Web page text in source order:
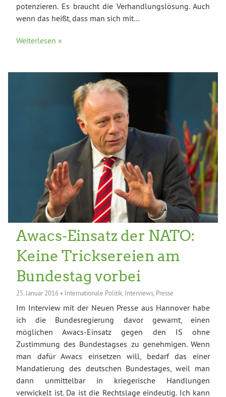
potenzieren. Es braucht die Verhandlungslösung. Auch
wenn das heißt, dass man sich mit…
Weiterlesen »
Awacs-Einsatz der NATO:
Keine Tricksereien am
Bundestag vorbei
25. Januar 2016 • Internationale Politik, Interviews, Presse
Im Interview mit der Neuen Presse aus Hannover habe
ich die Bundesregierung davor gewarnt, einen
möglichen Awacs-Einsatz gegen den IS ohne
Zustimmung des Bundestagses zu genehmigen. Wenn
man dafür Awacs einsetzen will, bedarf das einer
Mandatierung des deutschen Bundestages, weil man
dann unmittelbar in kriegerische Handlungen
verwickelt ist. Da ist die Rechtslage eindeutig. Ich kann